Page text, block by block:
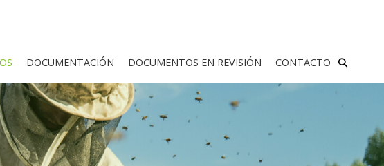
DOCUMENTACIÓN DOCUMENTOS EN REVISIÓN CONTACTO